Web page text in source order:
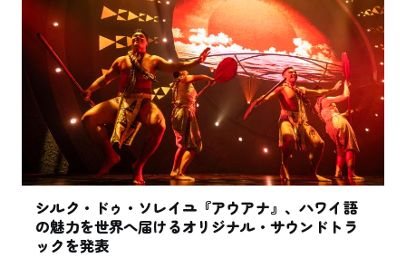
シルク・ドゥ・ソレイユ『アウアナ』、ハワイ語
の魅力を世界へ届けるオリジナル・サウンドトラ
ックを発表